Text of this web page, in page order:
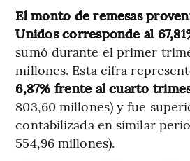
El monto de remesas
Unidos corresponde al
sumó durante el primer
millones. Esta cifra
6,87% frente al cuarto
803,60 millones) y fue
contabilizada en similar
554,96 millones).